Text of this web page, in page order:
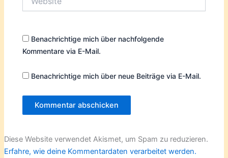
Benachrichtige mich über nachfolgende
Kommentare via E-Mail.
Benachrichtige mich über neue Beiträge via E-Mail.
Diese Website verwendet Akismet, um Spam zu reduzieren.
Erfahre, wie deine Kommentardaten verarbeitet werden.